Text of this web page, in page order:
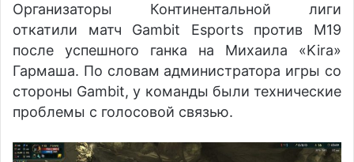
Организаторы Континентальной лиги
откатили матч Gambit Esports против M19
после успешного ганка на Михаила «Kira»
Гармаша. По словам администратора игры со
стороны Gambit, у команды были технические
проблемы с голосовой связью.